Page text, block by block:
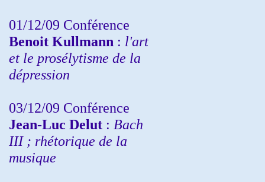
01/12/09 Conférence
Benoit Kullmann : l'art
et le prosélytisme de la
dépression
03/12/09 Conférence
Jean-Luc Delut : Bach
III ; rhétorique de la
musique